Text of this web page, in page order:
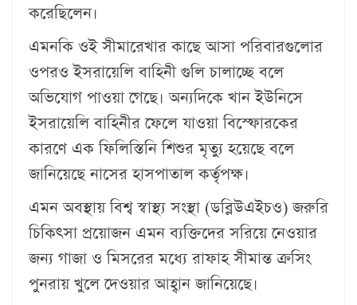
করেছিলেন।
এমনকি ওই সীমারেখার কাছে আসা পরিবারগুলোর
ওপরও ইসরায়েলি বাহিনী গুলি চালাচ্ছে বলে
অভিযোগ পাওয়া গেছে। অন্যদিকে খান ইউনিসে
ইসরায়েলি বাহিনীর ফেলে যাওয়া বিস্ফোরকের
কারণে এক ফিলিস্তিনি শিশুর মৃত্যু হয়েছে বলে
জানিয়েছে নাসের হাসপাতাল কর্তৃপক্ষ।
এমন অবস্থায় বিশ্ব স্বাস্থ্য সংস্থা (ডব্লিউএইচও) জরুরি
চিকিৎসা প্রয়োজন এমন ব্যক্তিদের সরিয়ে নেওয়ার
জন্য গাজা ও মিসরের মধ্যে রাফাহ সীমান্ত ক্রসিং
পুনরায় খুলে দেওয়ার আহ্বান জানিয়েছে।